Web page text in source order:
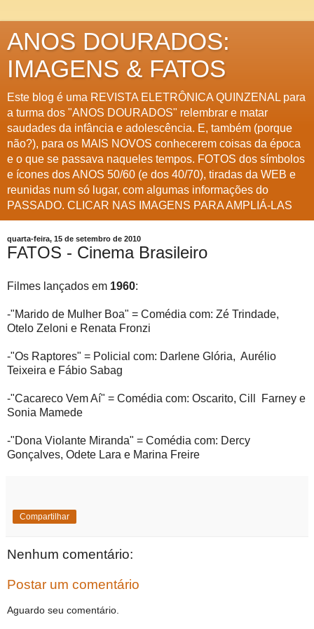
ANOS DOURADOS:
IMAGENS & FATOS
Este blog é uma REVISTA ELETRÔNICA QUINZENAL para
a turma dos "ANOS DOURADOS" relembrar e matar
saudades da infância e adolescência. E, também (porque
não?), para os MAIS NOVOS conhecerem coisas da época
e o que se passava naqueles tempos. FOTOS dos símbolos
e ícones dos ANOS 50/60 (e dos 40/70), tiradas da WEB e
reunidas num só lugar, com algumas informações do
PASSADO. CLICAR NAS IMAGENS PARA AMPLIÁ-LAS
quarta-feira, 15 de setembro de 2010
FATOS - Cinema Brasileiro
Filmes lançados em 1960:
-"Marido de Mulher Boa" = Comédia com: Zé Trindade,
Otelo Zeloni e Renata Fronzi
-"Os Raptores" = Policial com: Darlene Glória, Aurélio
Teixeira e Fábio Sabag
-"Cacareco Vem Aí" = Comédia com: Oscarito, Cill Farney e
Sonia Mamede
-"Dona Violante Miranda" = Comédia com: Dercy
Gonçalves, Odete Lara e Marina Freire
Compartilhar
Nenhum comentário:
Postar um comentário
Aguardo seu comentário.